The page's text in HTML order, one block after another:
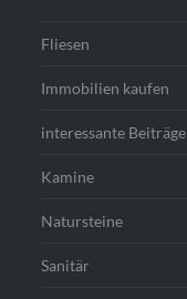
Fliesen
Immobilien kaufen
interessante Beiträge
Kamine
Natursteine
Sanitär